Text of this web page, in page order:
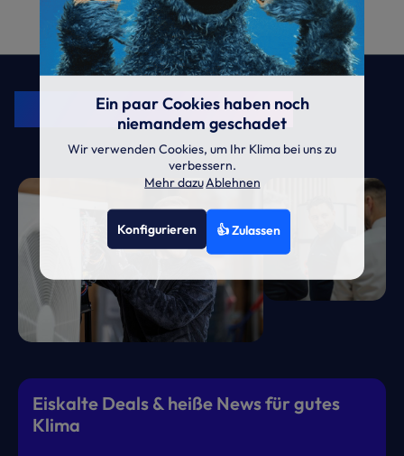
Kälte. Klima. KRONE.
Eiskalte Deals & heiße News für gutes
Klima
Ein paar Cookies haben noch
niemandem geschadet
Wir verwenden Cookies, um Ihr Klima bei uns zu
verbessern.
Mehr dazuAblehnen
Konfigurieren 👍 Zulassen